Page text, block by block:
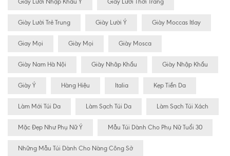
Giày Lười Nhập Khẩu Ý Giày Lười Thời Trang
Giày Lười Trẻ Trung Giày Lười Ý Giày Moccas Itlay
Giay Mọi Giày Mọi Giày Mosca
Giày Nam Hà Nội Giày Nhâp Khẩu Giày Nhập Khẩu
Giày Ý Hàng Hiệu Italia Kẹp Tiền Da
Làm Mới Túi Da Làm Sạch Túi Da Làm Sạch Túi Xách
Mặc Đẹp Như Phụ Nữ Ý Mẫu Túi Dành Cho Phụ Nữ Tuổi 30
Những Mẫu Túi Dành Cho Nàng Công Sở